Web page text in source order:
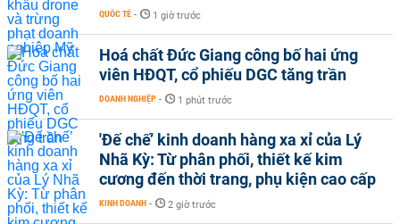
QUỐC TẾ - 1 giờ trước
Hoá chất Đức Giang công bố hai ứng
viên HĐQT, cổ phiếu DGC tăng trần
DOANH NGHIỆP - 1 phút trước
'Đế chế’ kinh doanh hàng xa xỉ của Lý
Nhã Kỳ: Từ phân phối, thiết kế kim
cương đến thời trang, phụ kiện cao cấp
KINH DOANH - 2 giờ trước